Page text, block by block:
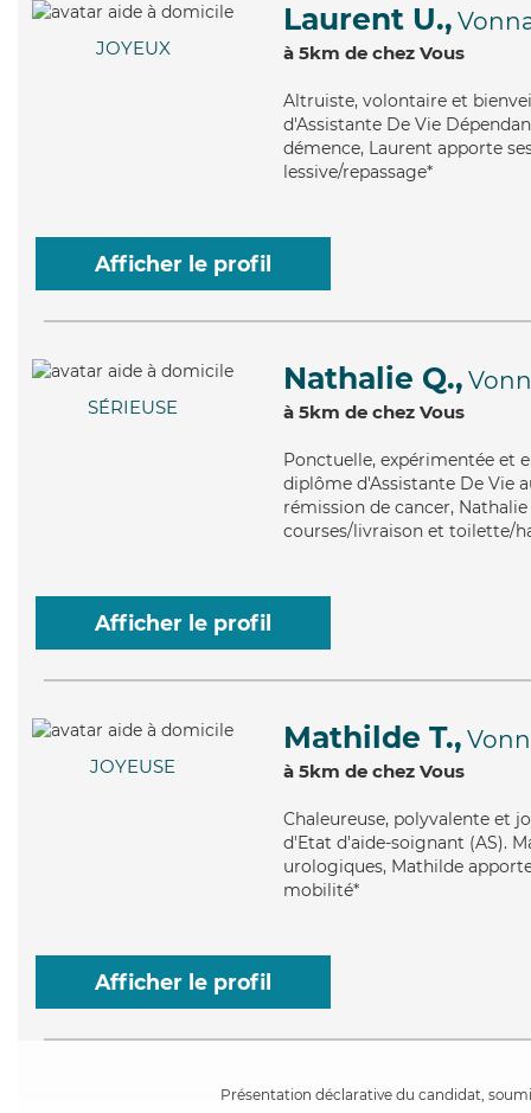
JOYEUX
Laurent U.,
à 5km de chez Vous
Altruiste, volontaire et
d'Assistante De Vie
démence, Laurent apporte
lessive/repassage*
Afficher le profil
SÉRIEUSE
Nathalie Q.,
à 5km de chez Vous
Ponctuelle, expérimentée et
diplôme d'Assistante De Vie
rémission de cancer,
courses/livraison et toilette/
Afficher le profil
JOYEUSE
Mathilde T.,
à 5km de chez Vous
Chaleureuse, polyvalente et
d'Etat d'aide-soignant (AS).
urologiques, Mathilde
mobilité*
Afficher le profil
Présentation déclarative du candidat,